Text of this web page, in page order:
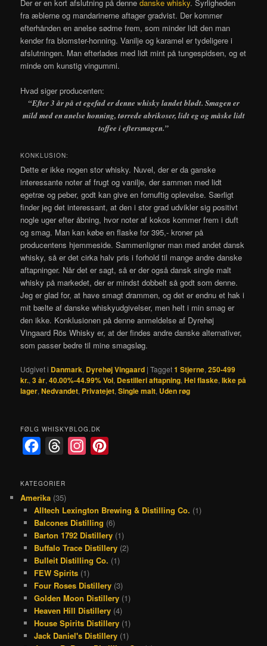
Der er en kort afslutning på dennedanske whisky. Syrligheden
fra æblerne og mandarinerne aftager gradvist. Der kommer
efterhånden en anelse sødme frem, som minder lidt den man
kender fra blomster-honning. Vanilje og karamel er tydeligere i
afslutningen. Man efterlades med lidt mint på tungespidsen, og et
minde om kunstig vingummi.
Hvad siger producenten:
“Efter 3 år på et egefad er denne whisky landet blødt. Smagen er
mild med en anelse honning, tørrede abrikoser, lidt eg og måske lidt
toffee i eftersmagen.”
KONKLUSION:
Dette er ikke nogen stor whisky. Nuvel, der er da ganske
interessante noter af frugt og vanilje, der sammen med lidt
egetræ og peber, godt kan give en fornuftig oplevelse. Særligt
finder jeg det interessant, at den i stor grad udvikler sig positivt
nogle uger efter åbning, hvor noter af kokos kommer frem i duft
og smag. Man kan købe en flaske for 395,- kroner på
producentens hjemmeside. Sammenligner man med andet dansk
whisky, så er det cirka halv pris i forhold til mange andre danske
aftapninger. Når det er sagt, så er der også dansk single malt
whisky på markedet, der er mindst dobbelt så godt som denne.
Jeg er glad for, at have smagt drammen, og det er endnu et hak i
mit bælte af danske whiskyudgivelser, men helt i min smag er
den ikke. Konklusionen på denne anmeldelse af Dyrehøj
Vingaard Rös Whisky er, at der findes andre danske alternativer,
som passer bedre til mine smagsløg.
Udgivet i Danmark, Dyrehøj Vingaard |Tagget1 Stjerne,250-499
kr.,3 år,40.00%-44.99% Vol, Destilleri aftapning,Hel flaske,Ikke på
lager,Nedvandet, Privatejet,Single malt, Uden røg
FØLG WHISKYBLOG.DK
c
e
b
o
o
k
r
e
a
d
s
a
g
r
a
m
e
r
e
t
KATEGORIER
Amerika (35)
Alltech Lexington Brewing & Distilling Co. (1)
Balcones Distilling (6)
Barton 1792 Distillery(1)
Buffalo Trace Distillery(2)
Bulleit Distilling Co. (1)
FEW Spirits(1)
Four Roses Distillery(3)
Golden Moon Distillery(1)
Heaven Hill Distillery(4)
House Spirits Distillery(1)
Jack Daniel's Distillery(1)